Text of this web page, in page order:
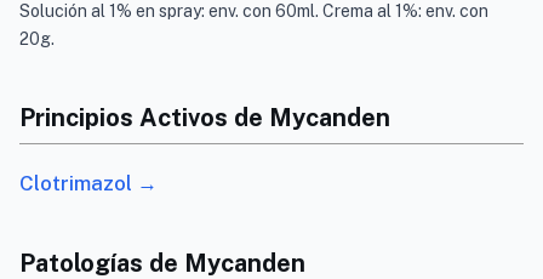
Solución al 1% en spray: env. con 60ml. Crema al 1%: env. con
20g.
Principios Activos de Mycanden
Clotrimazol →
Patologías de Mycanden